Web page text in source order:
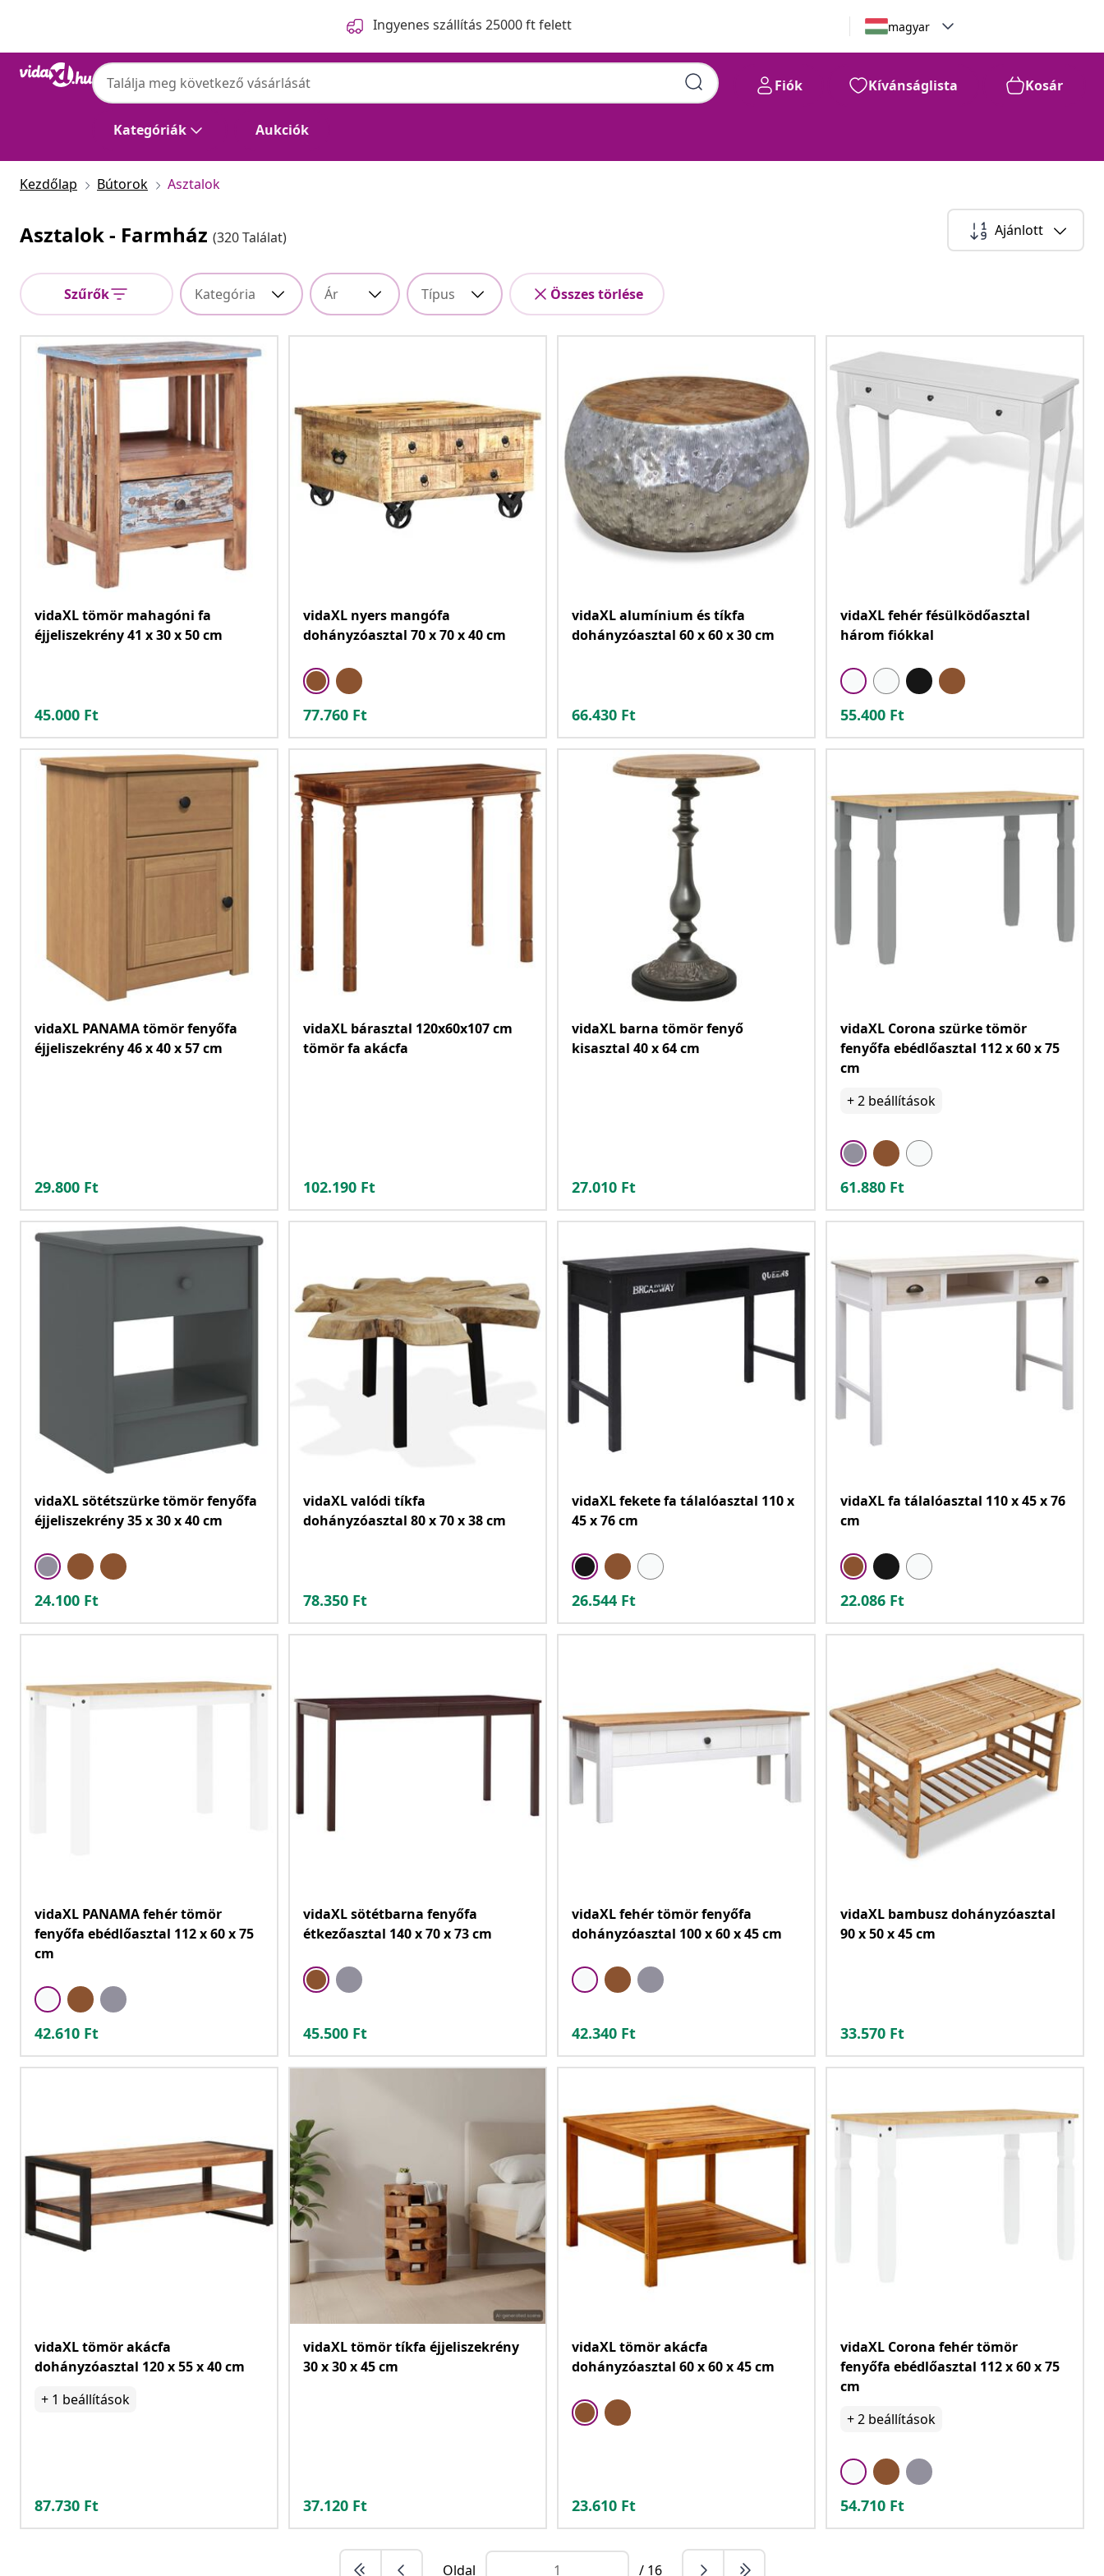
Ingyenes szállítás 25000 ft felett magyar
Kategóriák Aukciók
Fiók Kívánságlista Kosár
Kezdőlap Bútorok Asztalok
Asztalok - Farmház (320 Találat) Ajánlott
Szűrők Kategória Ár Típus Összes törlése
vidaXL tömör mahagóni fa
éjjeliszekrény 41 x 30 x 50 cm
45.000 Ft
vidaXL nyers mangófa
dohányzóasztal 70 x 70 x 40 cm
77.760 Ft
vidaXL alumínium és tíkfa
dohányzóasztal 60 x 60 x 30 cm
66.430 Ft
vidaXL fehér fésülködőasztal
három fiókkal
55.400 Ft
vidaXL PANAMA tömör fenyőfa
éjjeliszekrény 46 x 40 x 57 cm
29.800 Ft
vidaXL bárasztal 120x60x107 cm
tömör fa akácfa
102.190 Ft
vidaXL barna tömör fenyő
kisasztal 40 x 64 cm
27.010 Ft
vidaXL Corona szürke tömör
fenyőfa ebédlőasztal 112 x 60 x 75
cm
+2 beállítások
61.880 Ft
vidaXL sötétszürke tömör fenyőfa
éjjeliszekrény 35 x 30 x 40 cm
24.100 Ft
vidaXL valódi tíkfa
dohányzóasztal 80 x 70 x 38 cm
78.350 Ft
vidaXL fekete fa tálalóasztal 110 x
45 x 76 cm
26.544 Ft
vidaXL fa tálalóasztal 110 x 45 x 76
cm
22.086 Ft
vidaXL PANAMA fehér tömör
fenyőfa ebédlőasztal 112 x 60 x 75
cm
42.610 Ft
vidaXL sötétbarna fenyőfa
étkezőasztal 140 x 70 x 73 cm
45.500 Ft
vidaXL fehér tömör fenyőfa
dohányzóasztal 100 x 60 x 45 cm
42.340 Ft
vidaXL bambusz dohányzóasztal
90 x 50 x 45 cm
33.570 Ft
vidaXL tömör akácfa
dohányzóasztal 120 x 55 x 40 cm
+ 1 beállítások
87.730 Ft
vidaXL tömör tíkfa éjjeliszekrény
30 x 30 x 45 cm
37.120 Ft
vidaXL tömör akácfa
dohányzóasztal 60 x 60 x 45 cm
23.610 Ft
vidaXL Corona fehér tömör
fenyőfa ebédlőasztal 112 x 60 x 75
cm
+2 beállítások
54.710 Ft
Oldal / 16